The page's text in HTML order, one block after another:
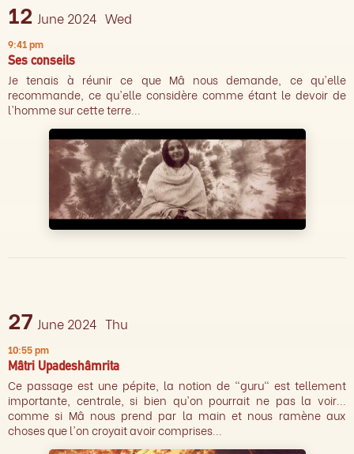
12 June 2024 Wed
9:41 pm
Ses conseils
Je tenais à réunir ce que Mâ nous demande, ce qu'elle
recommande, ce qu'elle considère comme étant le devoir de
l'homme sur cette terre...
27 June 2024 Thu
10:55 pm
Mâtri Upadeshâmrita
Ce passage est une pépite, la notion de "guru" est tellement
importante, centrale, si bien qu'on pourrait ne pas la voir...
comme si Mâ nous prend par la main et nous ramène aux
choses que l'on croyait avoir comprises...